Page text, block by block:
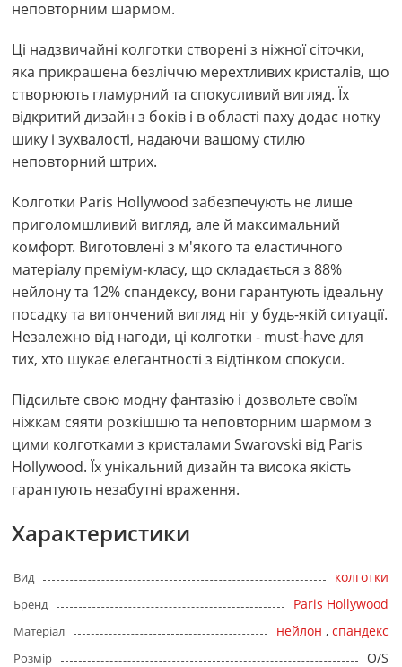
неповторним шармом.
Ці надзвичайні колготки створені з ніжної сіточки,
яка прикрашена безліччю мерехтливих кристалів, що
створюють гламурний та спокусливий вигляд. Їх
відкритий дизайн з боків і в області паху додає нотку
шику і зухвалості, надаючи вашому стилю
неповторний штрих.
Колготки Paris Hollywood забезпечують не лише
приголомшливий вигляд, але й максимальний
комфорт. Виготовлені з м'якого та еластичного
матеріалу преміум-класу, що складається з 88%
нейлону та 12% спандексу, вони гарантують ідеальну
посадку та витончений вигляд ніг у будь-якій ситуації.
Незалежно від нагоди, ці колготки - must-have для
тих, хто шукає елегантності з відтінком спокуси.
Підсильте свою модну фантазію і дозвольте своїм
ніжкам сяяти розкішшю та неповторним шармом з
цими колготками з кристалами Swarovski від Paris
Hollywood. Їх унікальний дизайн та висока якість
гарантують незабутні враження.
Характеристики
Вид колготки
Бренд Paris Hollywood
Матеріал нейлон , спандекс
Розмір O/S